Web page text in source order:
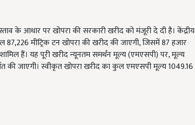
के आधार पर खोपरा की सरकारी खरीद को मंजूरी दे दी है। केंद्रीय
87,226 मीट्रिक टन खोपरा की खरीद की जाएगी, जिसमें 87 हजार
हैं। यह पूरी खरीद न्यूनतम समर्थन मूल्य (एमएसपी) पर, मूल्य
की जाएगी। स्वीकृत खोपरा खरीद का कुल एमएसपी मूल्य 1049.16